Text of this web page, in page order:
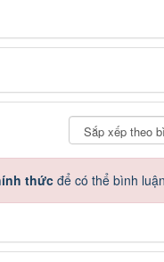
thứcđể có thể bình